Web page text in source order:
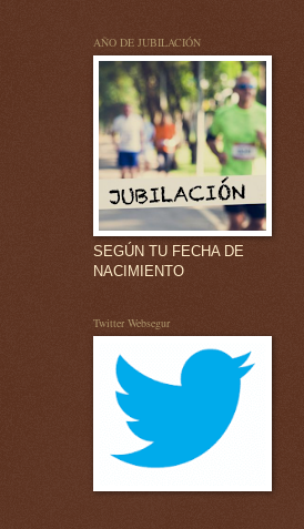
AÑO DE JUBILACIÓN
SEGÚN TU FECHA DE
NACIMIENTO
Twitter Websegur